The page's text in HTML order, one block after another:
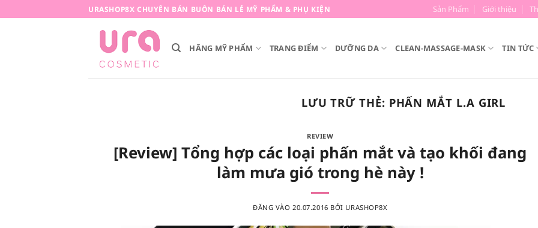
qua
URASHOP8X CHUYÊN BÁN BUÔN BÁN LẺ MỸ PHẨM & PHỤ KIỆN Sản Phẩm Giới thiệu
HÃNG MỸ PHẨM TRANG ĐIỂM DƯỠNG DA CLEAN-MASSAGE-MASK TIN TỨC
LƯU TRỮ THẺ: PHẤN MẮT L.A GIRL
REVIEW
[Review] Tổng hợp các loại phấn mắt và tạo khối đang
làm mưa gió trong hè này !
ĐĂNG VÀO 20.07.2016 BỞI URASHOP8X